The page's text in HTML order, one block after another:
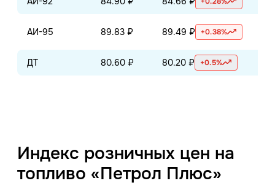
АИ-95 89.83 ₽ 89.49 ₽ +0.38%
ДТ 80.60 ₽ 80.20 ₽ +0.5%
Индекс розничных цен на
топливо «Петрол Плюс»